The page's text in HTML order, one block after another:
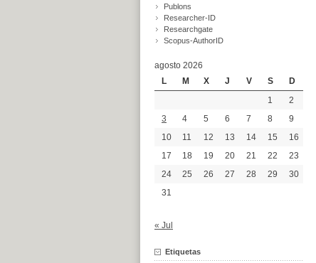
Publons
Researcher-ID
Researchgate
Scopus-AuthorID
agosto 2026
L
M X J V S
D
1
2
3
4 5 6 7 8
9
10
11 12 13 14 15
16
17
18 19 20 21 22
23
24
25 26 27 28 29
30
31
« Jul
Etiquetas